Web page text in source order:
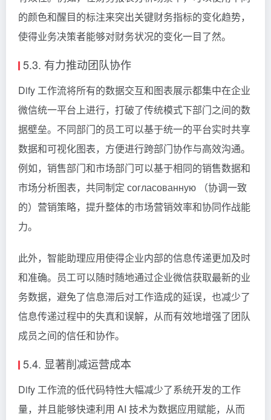
的颜色和醒目的标注来突出关键财务指标的变化趋势，
使得业务决策者能够对财务状况的变化一目了然。
5.3. 有力推动团队协作
Dify 工作流将所有的数据交互和图表展示都集中在企业
微信统一平台上进行，打破了传统模式下部门之间的数
据壁垒。不同部门的员工可以基于统一的平台实时共享
数据和可视化图表，方便进行跨部门协作与高效沟通。
例如，销售部门和市场部门可以基于相同的销售数据和
市场分析图表，共同制定 согласованную （协调一致
的）营销策略，提升整体的市场营销效率和协同作战能
力。
此外，智能助理应用使得企业内部的信息传递更加及时
和准确。员工可以随时随地通过企业微信获取最新的业
务数据，避免了信息滞后对工作造成的延误，也减少了
信息传递过程中的失真和误解，从而有效地增强了团队
成员之间的信任和协作。
5.4. 显著削减运营成本
Dify 工作流的低代码特性大幅减少了系统开发的工作
量，并且能够快速利用 AI 技术为数据应用赋能，从而